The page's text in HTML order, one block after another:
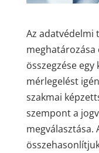
Az adatvédelmi
meghatározása
összegzése
mérlegelést
szakmai
szempont a
megválasztása.